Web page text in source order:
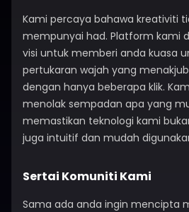
Kami percaya bahawa kreativiti
mempunyai had. Platform kami
visi untuk memberi anda kuasa
pertukaran wajah yang
dengan hanya beberapa klik.
menolak sempadan apa yang
memastikan teknologi kami
juga intuitif dan mudah
Sertai Komuniti Kami
Sama ada anda ingin mencipta